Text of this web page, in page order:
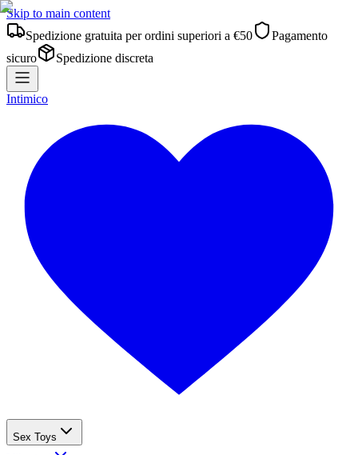
Skip to main content
Spedizione gratuita per ordini superiori a €50
Pagamento
sicuro
Spedizione discreta
Intimico
Sex Toys